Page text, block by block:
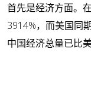
首先是经济方面。
3914%，而美国同
中国经济总量已比